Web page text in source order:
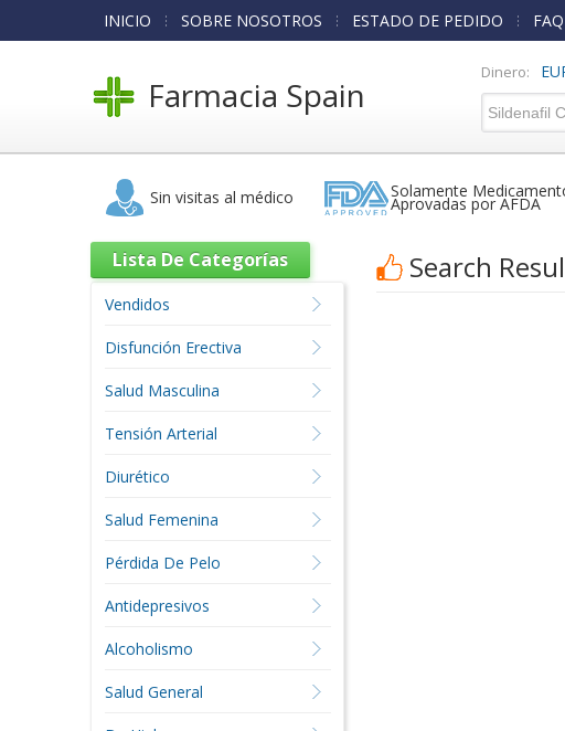
INICIO SOBRE NOSOTROS ESTADO DE PEDIDO FAQ
Farmacia Spain
Dinero:
Sin visitas al médico Solamente
Aprovadas por AFDA
Search
Lista De Categorías
Vendidos
Disfunción Erectiva
Salud Masculina
Tensión Arterial
Diurético
Salud Femenina
Pérdida De Pelo
Antidepresivos
Alcoholismo
Salud General